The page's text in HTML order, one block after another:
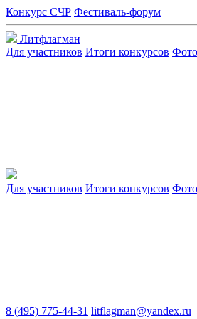
Конкурс СЧР Фестиваль-форум
Литфлагман
Для участников Итоги конкурсов
Для участников Итоги конкурсов
8 (495) 775-44-31 litflagman@yandex.ru